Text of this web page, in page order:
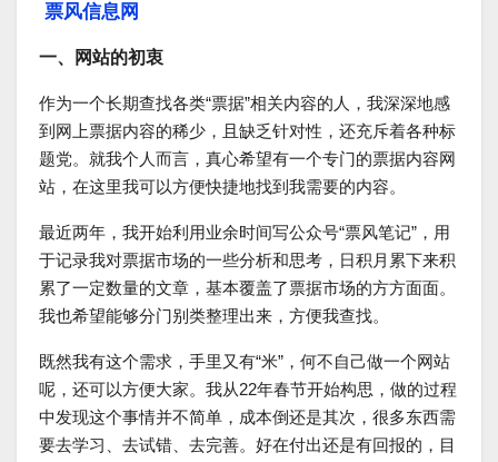
票风信息网
一、网站的初衷
作为一个长期查找各类“票据”相关内容的人，我深深地感
到网上票据内容的稀少，且缺乏针对性，还充斥着各种标
题党。就我个人而言，真心希望有一个专门的票据内容网
站，在这里我可以方便快捷地找到我需要的内容。
最近两年，我开始利用业余时间写公众号“票风笔记”，用
于记录我对票据市场的一些分析和思考，日积月累下来积
累了一定数量的文章，基本覆盖了票据市场的方方面面。
我也希望能够分门别类整理出来，方便我查找。
既然我有这个需求，手里又有“米”，何不自己做一个网站
呢，还可以方便大家。我从22年春节开始构思，做的过程
中发现这个事情并不简单，成本倒还是其次，很多东西需
要去学习、去试错、去完善。好在付出还是有回报的，目